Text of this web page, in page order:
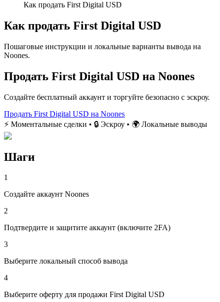
Как продать First Digital USD
Как продать First Digital USD
Пошаговые инструкции и локальные варианты вывода на
Noones.
Продать First Digital USD на Noones
Создайте бесплатный аккаунт и торгуйте безопасно с эскроу.
Продать First Digital USD на Noones
⚡ Моментальные сделки • 🔒 Эскроу • 🌍 Локальные выводы
Шаги
1
Создайте аккаунт Noones
2
Подтвердите и защитите аккаунт (включите 2FA)
3
Выберите локальный способ вывода
4
Выберите оферту для продажи First Digital USD